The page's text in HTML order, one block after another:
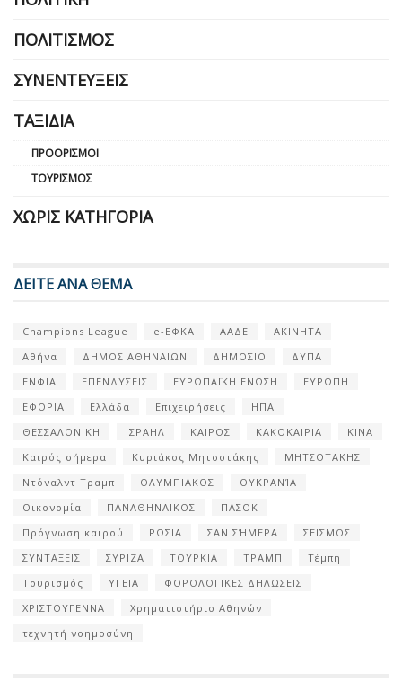
ΠΟΛΙΤΙΣΜΌΣ
ΣΥΝΕΝΤΕΎΞΕΙΣ
ΤΑΞΊΔΙΑ
ΠΡΟΟΡΙΣΜΟΊ
ΤΟΥΡΙΣΜΌΣ
ΧΩΡΊΣ ΚΑΤΗΓΟΡΊΑ
ΔΕΙΤΕ ΑΝΑ ΘΕΜΑ
Champions League e-ΕΦΚΑ ΑΑΔΕ
ΑΚΙΝΗΤΑ
Αθήνα
ΔΗΜΟΣ ΑΘΗΝΑΙΩΝ ΔΗΜΟΣΙΟ
ΔΥΠΑ
ΕΝΦΙΑ
ΕΠΕΝΔΥΣΕΙΣ ΕΥΡΩΠΑΪΚΗ ΕΝΩΣΗ
ΕΥΡΩΠΗ
ΕΦΟΡΙΑ
Ελλάδα Επιχειρήσεις
ΗΠΑ
ΘΕΣΣΑΛΟΝΙΚΗ
ΙΣΡΑΗΛ ΚΑΙΡΟΣ ΚΑΚΟΚΑΙΡΙΑ
ΚΙΝΑ
Καιρός σήμερα
Κυριάκος Μητσοτάκης
ΜΗΤΣΟΤΑΚΗΣ
Ντόναλντ Τραμπ
ΟΛΥΜΠΙΑΚΟΣ
ΟΥΚΡΑΝΊΑ
Οικονομία
ΠΑΝΑΘΗΝΑΙΚΟΣ
ΠΑΣΟΚ
Πρόγνωση καιρού
ΡΩΣΙΑ ΣΑΝ ΣΉΜΕΡΑ
ΣΕΙΣΜΟΣ
ΣΥΝΤΑΞΕΙΣ
ΣΥΡΙΖΑ ΤΟΥΡΚΙΑ ΤΡΑΜΠ
Τέμπη
Τουρισμός
ΥΓΕΙΑ
ΦΟΡΟΛΟΓΙΚΕΣ ΔΗΛΩΣΕΙΣ
ΧΡΙΣΤΟΥΓΕΝΝΑ
Χρηματιστήριο Αθηνών
τεχνητή νοημοσύνη